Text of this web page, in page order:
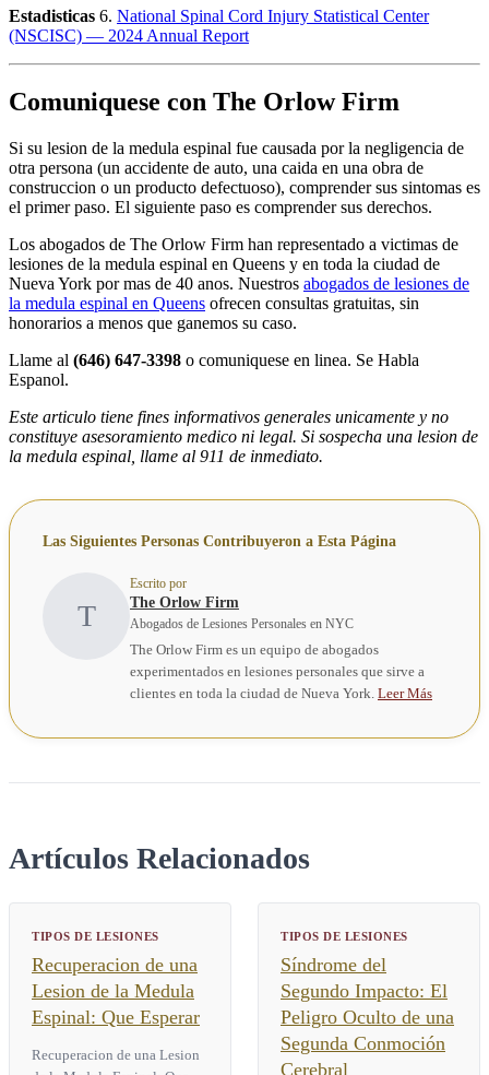
Estadisticas 6. National Spinal Cord Injury Statistical Center
(NSCISC) — 2024 Annual Report
Comuniquese con The Orlow Firm
Si su lesion de la medula espinal fue causada por la negligencia de
otra persona (un accidente de auto, una caida en una obra de
construccion o un producto defectuoso), comprender sus sintomas es
el primer paso. El siguiente paso es comprender sus derechos.
Los abogados de The Orlow Firm han representado a victimas de
lesiones de la medula espinal en Queens y en toda la ciudad de
Nueva York por mas de 40 anos. Nuestros abogados de lesiones de
la medula espinal en Queens ofrecen consultas gratuitas, sin
honorarios a menos que ganemos su caso.
Llame al (646) 647-3398 o comuniquese en linea. Se Habla
Espanol.
Este articulo tiene fines informativos generales unicamente y no
constituye asesoramiento medico ni legal. Si sospecha una lesion de
la medula espinal, llame al 911 de inmediato.
Las Siguientes Personas Contribuyeron a Esta Página
T
Escrito por
The Orlow Firm
Abogados de Lesiones Personales en NYC
The Orlow Firm es un equipo de abogados
experimentados en lesiones personales que sirve a
clientes en toda la ciudad de Nueva York. Leer Más
Artículos Relacionados
TIPOS DE LESIONES
Recuperacion de una
Lesion de la Medula
Espinal: Que Esperar
Recuperacion de una Lesion
TIPOS DE LESIONES
Síndrome del
Segundo Impacto: El
Peligro Oculto de una
Segunda Conmoción
Cerebral